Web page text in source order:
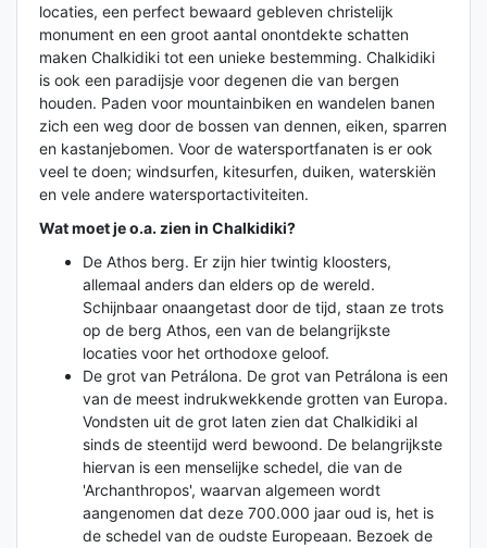
locaties, een perfect bewaard gebleven christelijk
monument en een groot aantal onontdekte schatten
maken Chalkidiki tot een unieke bestemming. Chalkidiki
is ook een paradijsje voor degenen die van bergen
houden. Paden voor mountainbiken en wandelen banen
zich een weg door de bossen van dennen, eiken, sparren
en kastanjebomen. Voor de watersportfanaten is er ook
veel te doen; windsurfen, kitesurfen, duiken, waterskiën
en vele andere watersportactiviteiten.
Wat moet je o.a. zien in Chalkidiki?
De Athos berg. Er zijn hier twintig kloosters,
allemaal anders dan elders op de wereld.
Schijnbaar onaangetast door de tijd, staan ze trots
op de berg Athos, een van de belangrijkste
locaties voor het orthodoxe geloof.
De grot van Petrálona. De grot van Petrálona is een
van de meest indrukwekkende grotten van Europa.
Vondsten uit de grot laten zien dat Chalkidiki al
sinds de steentijd werd bewoond. De belangrijkste
hiervan is een menselijke schedel, die van de
'Archanthropos', waarvan algemeen wordt
aangenomen dat deze 700.000 jaar oud is, het is
de schedel van de oudste Europeaan. Bezoek de